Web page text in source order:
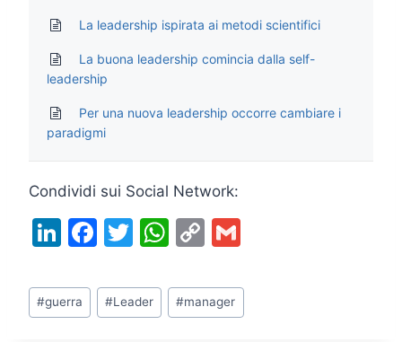
La leadership ispirata ai metodi scientifici
La buona leadership comincia dalla self-
leadership
Per una nuova leadership occorre cambiare i
paradigmi
Condividi sui Social Network:
Li
k
e
F
c
e
T
itt
er
W
at
s
C
p
y
ai
l
Tag
articolo:
#guerra #Leader #manager